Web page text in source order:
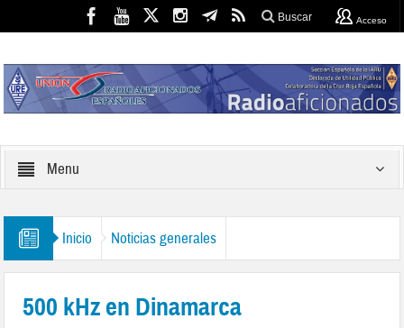
Buscar Acceso
Menu
Inicio Noticias generales
500 kHz en Dinamarca